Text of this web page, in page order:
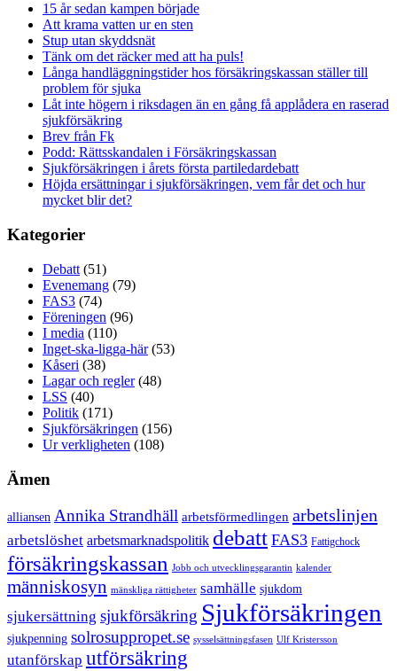
15 år sedan kampen började
Att krama vatten ur en sten
Stup utan skyddsnät
Tänk om det räcker med att ha puls!
Långa handläggningstider hos försäkringskassan ställer till
problem för sjuka
Låt inte högern i riksdagen än en gång få applådera en raserad
sjukförsäkring
Brev från Fk
Podd: Rättsskandalen i Försäkringskassan
Sjukförsäkringen i årets första partiledardebatt
Höjda ersättningar i sjukförsäkringen, vem får det och hur
mycket blir det?
Kategorier
Debatt (51)
Evenemang (79)
FAS3 (74)
Föreningen (96)
I media (110)
Inget-ska-ligga-här(53)
Kåseri (38)
Lagar och regler(48)
LSS (40)
Politik (171)
Sjukförsäkringen (156)
Ur verkligheten (108)
Ämen
alliansen Annika Strandhäll arbetsförmedlingen arbetslinjen
arbetslöshet arbetsmarknadspolitik debatt FAS3 Fattigchock
försäkringskassan Jobb och utvecklingsgarantin kalender
människosyn mänskliga rättigheter samhälle sjukdom
sjukersättning sjukförsäkring Sjukförsäkringen
sjukpenning solrosuppropet.se sysselsättningsfasen Ulf Kristersson
utanförskap utförsäkring